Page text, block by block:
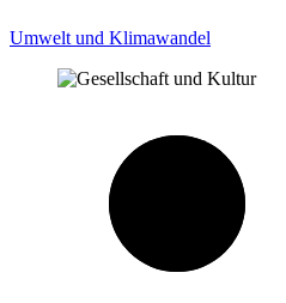
Umwelt und Klimawandel